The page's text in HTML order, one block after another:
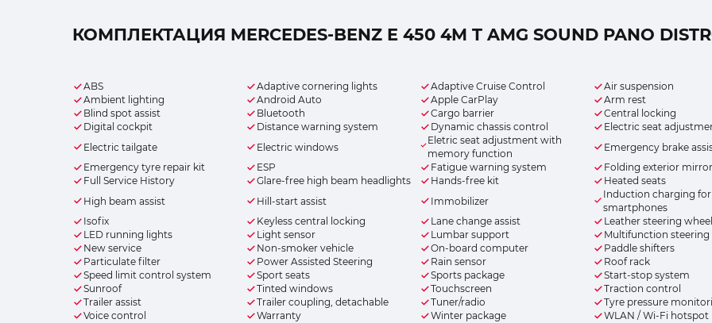
КОМПЛЕКТАЦИЯ MERCEDES-BENZ E 450 4M T AMG SOUND PANO
ABS Adaptive cornering lights Adaptive Cruise Control Air suspension
Ambient lighting
Android Auto Apple CarPlay Arm rest
Blind spot assist
Bluetooth Cargo barrier Central locking
Digital cockpit
Distance warning system Dynamic chassis control Electric seat
Electric tailgate
Electric windows
Eletric seat adjustment with
memory function
Emergency brake
Emergency tyre repair kit
ESP Fatigue warning system Folding exterior
Full Service History
Glare-free high beam headlights Hands-free kit Heated seats
High beam assist
Hill-start assist Immobilizer
Induction charging for
smartphones
Isofix
Keyless central locking Lane change assist Leather steering wheel
LED running lights
Light sensor Lumbar support Multifunction steering
New service
Non-smoker vehicle On-board computer Paddle shifters
Particulate filter
Power Assisted Steering Rain sensor Roof rack
Speed limit control system
Sport seats Sports package Start-stop system
Sunroof
Tinted windows Touchscreen Traction control
Trailer assist
Trailer coupling, detachable Tuner/radio Tyre pressure
Voice control
Warranty Winter package WLAN / Wi-Fi hotspot